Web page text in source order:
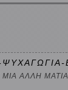
ΑΛΛΗ